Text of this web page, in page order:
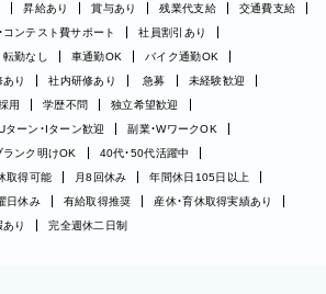
昇給あり 賞与あり 残業代支給
交通費支給
コンテスト費サポート
社員割引あり
転勤なし 車通勤OK
バイク通勤OK
り 社内研修あり 急募
未経験歓迎
用 学歴不問
独立希望歓迎
ターン・Iターン歓迎
副業・WワークOK
ランク明けOK
40代・50代活躍中
取得可能 月8回休み
年間休日105日以上
日休み 有給取得推奨
産休・育休取得実績あり
り 完全週休二日制